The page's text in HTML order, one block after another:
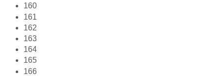
160
161
162
163
164
165
166